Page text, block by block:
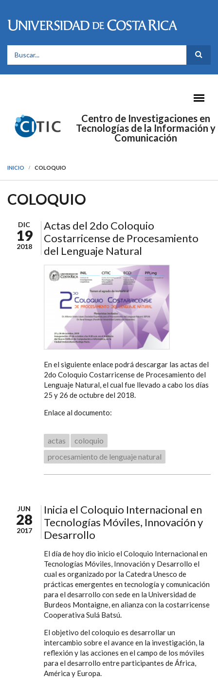
FORMULARIO DE BÚSQUEDA
Centro de Investigaciones en
Tecnologías de la Información y
Comunicación
INICIO COLOQUIO
COLOQUIO
DIC
19
2018
Actas del 2do Coloquio
Costarricense de Procesamiento
del Lenguaje Natural
En el siguiente enlace podrá descargar las actas del
2do Coloquio Costarricense de Procesamiento del
Lenguaje Natural, el cual fue llevado a cabo los días
25 y 26 de octubre del 2018.
Enlace al documento:
actas
coloquio
procesamiento de lenguaje natural
JUN
28
2017
Inicia el Coloquio Internacional en
Tecnologías Móviles, Innovación y
Desarrollo
El día de hoy dio inicio el Coloquio Internacional en
Tecnologías Móviles, Innovación y Desarrollo el
cual es organizado por la Catedra Unesco de
prácticas emergentes en tecnología y comunicación
para el desarrollo con sede en la Universidad de
Burdeos Montaigne, en alianza con la costarricense
Cooperativa Sulá Batsú.
El objetivo del coloquio es desarrollar un
intercambio sobre el avance en la investigación, la
reflexión y las acciones en el campo de los móviles
para el desarrollo entre participantes de África,
América y Europa.